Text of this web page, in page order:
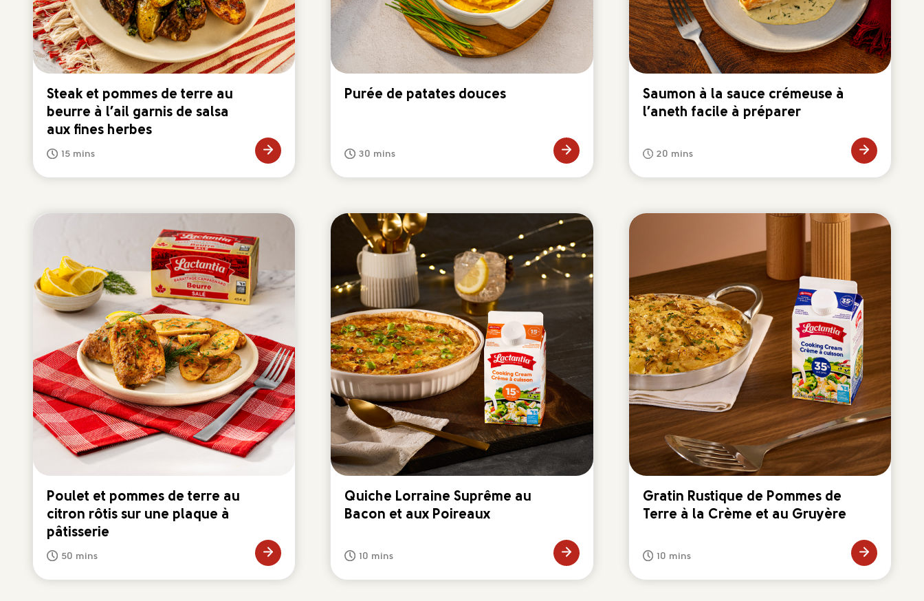
Steak et pommes de terre au
beurre à l’ail garnis de salsa
aux fines herbes
15 mins
Purée de patates douces
30 mins
Saumon à la sauce crémeuse à
l’aneth facile à préparer
20 mins
Poulet et pommes de terre au
citron rôtis sur une plaque à
pâtisserie
50 mins
Quiche Lorraine Suprême au
Bacon et aux Poireaux
10 mins
Gratin Rustique de Pommes de
Terre à la Crème et au Gruyère
10 mins